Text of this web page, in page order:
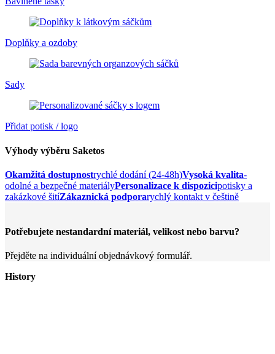
Doplňky a ozdoby
Sady
Přidat potisk / logo
Výhody výběru Saketos
Okamžitá dostupnostrychlé dodání (24-48h)Vysoká kvalita-
odolné a bezpečné materiályPersonalizace k dispozicipotisky a
zakázkové šitíZákaznická podporarychlý kontakt v češtině
Potřebujete nestandardní materiál, velikost nebo barvu?
Přejděte na individuální objednávkový formulář.
History